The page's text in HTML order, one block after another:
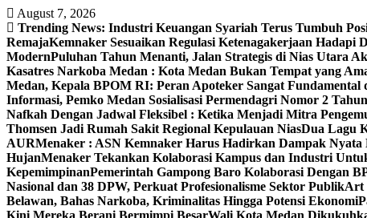
Skip
to
content
August 7, 2026
Trending News: Industri Keuangan Syariah Terus Tumbuh
RemajaKemnaker Sesuaikan Regulasi Ketenagakerjaan Hadapi
ModernPuluhan Tahun Menanti, Jalan Strategis di Nias Utara
Kasatres Narkoba Medan : Kota Medan Bukan Tempat yang
Medan, Kepala BPOM RI: Peran Apoteker Sangat Fundamental
Informasi, Pemko Medan Sosialisasi Permendagri Nomor 2
Nafkah Dengan Jadwal Fleksibel : Ketika Menjadi Mitra
Thomsen Jadi Rumah Sakit Regional Kepulauan NiasDua Lagu
AURMenaker : ASN Kemnaker Harus Hadirkan Dampak Nyata
HujanMenaker Tekankan Kolaborasi Kampus dan Industri
KepemimpinanPemerintah Gampong Baro Kolaborasi Dengan
Nasional dan 38 DPW, Perkuat Profesionalisme Sektor PublikArt
Belawan, Bahas Narkoba, Kriminalitas Hingga Potensi Ekonomi
Kini Mereka Berani Bermimpi BesarWali Kota Medan